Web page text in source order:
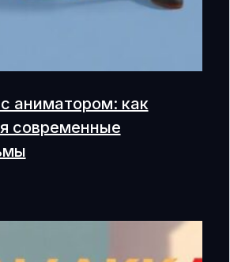
аниматором: как
современные